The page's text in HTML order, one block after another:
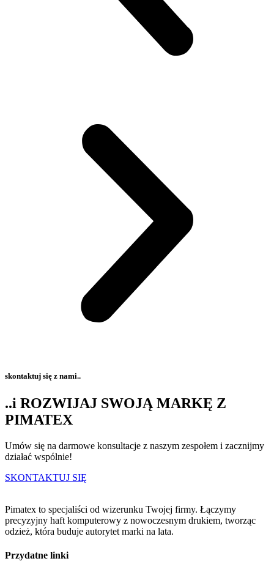
skontaktuj się z nami..
..i ROZWIJAJ SWOJĄ MARKĘ Z
PIMATEX
Umów się na darmowe konsultacje z naszym zespołem i zacznijmy
działać wspólnie!
SKONTAKTUJ SIĘ
Pimatex to specjaliści od wizerunku Twojej firmy. Łączymy
precyzyjny haft komputerowy z nowoczesnym drukiem, tworząc
odzież, która buduje autorytet marki na lata.
Przydatne linki